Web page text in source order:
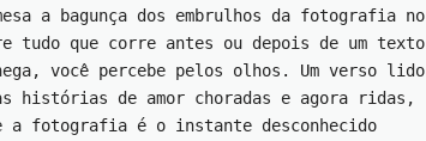
a bagunça dos embrulhos da fotografia no
que corre antes ou depois de um texto
você percebe pelos olhos. Um verso lido
histórias de amor choradas e agora ridas,
a fotografia é o instante desconhecido